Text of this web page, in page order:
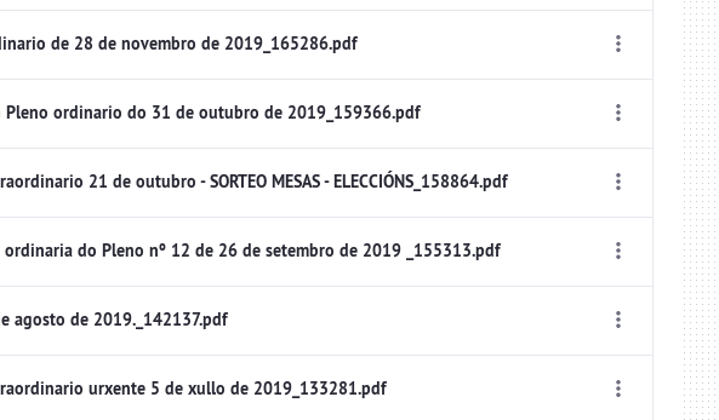
de 28 de novembro de 2019_165286.pdf
Pleno ordinario do 31 de outubro de 2019_159366.pdf
21 de outubro - SORTEO MESAS - ELECCIÓNS_158864.pdf
ordinaria do Pleno nº 12 de 26 de setembro de 2019 _155313.pdf
agosto de 2019._142137.pdf
urxente 5 de xullo de 2019_133281.pdf